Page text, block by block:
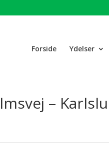
Forside Ydelser
–